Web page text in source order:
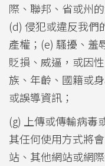
際、聯邦、省或州
(d) 侵犯或違反我們
產權；(e) 騷擾、羞
貶損、威逼，或因
族、年齡、國籍或
或誤導資訊；
(g) 上傳或傳輸病毒
其任何使用方式將
站、其他網站或網